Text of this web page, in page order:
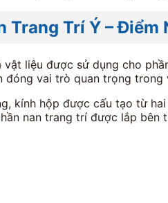
Trang Trí Ý – Điểm
vật liệu được sử dụng cho
đóng vai trò quan trọng trong
kính hộp được cấu tạo từ
nan trang trí được lắp